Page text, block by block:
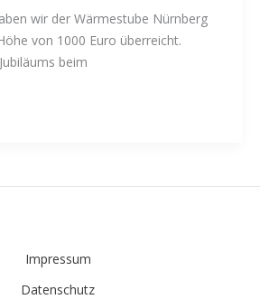
wir der Wärmestube Nürnberg
von 1000 Euro überreicht.
beim
Impressum
Datenschutz